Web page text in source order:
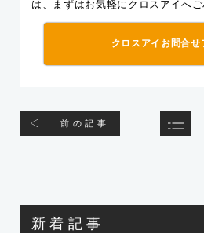
は、まずはお気軽にクロスアイへご
クロスアイお問合せ
前の記事
新着記事